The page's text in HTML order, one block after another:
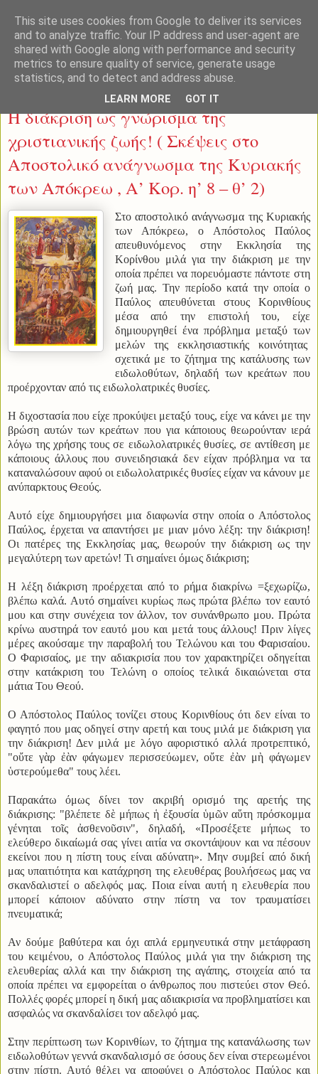
Πέμπτη 4 Μαρτίου 2021
Η διάκριση ως γνώρισμα της
χριστιανικής ζωής! ( Σκέψεις στο
Αποστολικό ανάγνωσμα της Κυριακής
των Απόκρεω , Α’ Κορ. η’ 8 – θ’ 2)
Στο αποστολικό ανάγνωσμα της Κυριακής
των Απόκρεω, ο Απόστολος Παύλος
απευθυνόμενος στην Εκκλησία της
Κορίνθου μιλά για την διάκριση με την
οποία πρέπει να πορευόμαστε πάντοτε στη
ζωή μας. Την περίοδο κατά την οποία ο
Παύλος απευθύνεται στους Κορινθίους
μέσα από την επιστολή του, είχε
δημιουργηθεί ένα πρόβλημα μεταξύ των
μελών της εκκλησιαστικής κοινότητας
σχετικά με το ζήτημα της κατάλυσης των
ειδωλοθύτων, δηλαδή των κρεάτων που
προέρχονταν από τις ειδωλολατρικές θυσίες.
Η διχοστασία που είχε προκύψει μεταξύ τους, είχε να κάνει με την
βρώση αυτών των κρεάτων που για κάποιους θεωρούνταν ιερά
λόγω της χρήσης τους σε ειδωλολατρικές θυσίες, σε αντίθεση με
κάποιους άλλους που συνειδησιακά δεν είχαν πρόβλημα να τα
καταναλώσουν αφού οι ειδωλολατρικές θυσίες είχαν να κάνουν με
ανύπαρκτους Θεούς.
Αυτό είχε δημιουργήσει μια διαφωνία στην οποία ο Απόστολος
Παύλος, έρχεται να απαντήσει με μιαν μόνο λέξη: την διάκριση!
Οι πατέρες της Εκκλησίας μας, θεωρούν την διάκριση ως την
μεγαλύτερη των αρετών! Τι σημαίνει όμως διάκριση;
Η λέξη διάκριση προέρχεται από το ρήμα διακρίνω =ξεχωρίζω,
βλέπω καλά. Αυτό σημαίνει κυρίως πως πρώτα βλέπω τον εαυτό
μου και στην συνέχεια τον άλλον, τον συνάνθρωπο μου. Πρώτα
κρίνω αυστηρά τον εαυτό μου και μετά τους άλλους! Πριν λίγες
μέρες ακούσαμε την παραβολή του Τελώνου και του Φαρισαίου.
Ο Φαρισαίος, με την αδιακρισία που τον χαρακτηρίζει οδηγείται
στην κατάκριση του Τελώνη ο οποίος τελικά δικαιώνεται στα
μάτια Του Θεού.
Ο Απόστολος Παύλος τονίζει στους Κορινθίους ότι δεν είναι το
φαγητό που μας οδηγεί στην αρετή και τους μιλά με διάκριση για
την διάκριση! Δεν μιλά με λόγο αφοριστικό αλλά προτρεπτικό,
"οὔτε γὰρ ἐὰν φάγωμεν περισσεύωμεν, οὔτε ἐὰν μὴ φάγωμεν
ὑστερούμεθα" τους λέει.
Παρακάτω όμως δίνει τον ακριβή ορισμό της αρετής της
διάκρισης: "βλέπετε δὲ μήπως ἡ ἐξουσία ὑμῶν αὕτη πρόσκομμα
γένηται τοῖς ἀσθενοῦσιν", δηλαδή, «Προσέξετε μήπως το
ελεύθερο δικαίωμά σας γίνει αιτία να σκοντάψουν και να πέσουν
εκείνοι που η πίστη τους είναι αδύνατη». Μην συμβεί από δική
μας υπαιτιότητα και κατάχρηση της ελευθέρας βουλήσεως μας να
σκανδαλιστεί ο αδελφός μας. Ποια είναι αυτή η ελευθερία που
μπορεί κάποιον αδύνατο στην πίστη να τον τραυματίσει
πνευματικά;
Αν δούμε βαθύτερα και όχι απλά ερμηνευτικά στην μετάφραση
του κειμένου, ο Απόστολος Παύλος μιλά για την διάκριση της
ελευθερίας αλλά και την διάκριση της αγάπης, στοιχεία από τα
οποία πρέπει να εμφορείται ο άνθρωπος που πιστεύει στον Θεό.
Πολλές φορές μπορεί η δική μας αδιακρισία να προβληματίσει και
ασφαλώς να σκανδαλίσει τον αδελφό μας.
Στην περίπτωση των Κορινθίων, το ζήτημα της κατανάλωσης των
ειδωλοθύτων γεννά σκανδαλισμό σε όσους δεν είναι στερεωμένοι
στην πίστη. Αυτό θέλει να αποφύγει ο Απόστολος Παύλος και
This site uses cookies from Google to deliver its services
and to analyze traffic. Your IP address and user-agent are
shared with Google along with performance and security
metrics to ensure quality of service, generate usage
statistics, and to detect and address abuse.
LEARN MORE GOT IT